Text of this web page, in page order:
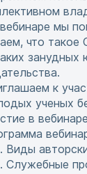
мы
что такое
к
ученых
в
Виды
Служебные